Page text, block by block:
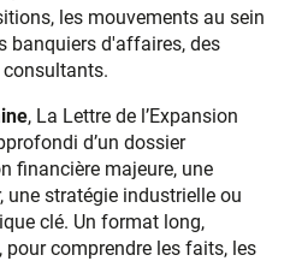
les mouvements au sein
banquiers d'affaires, des
, La Lettre de l’Expansion
d’un dossier
financière majeure, une
une stratégie industrielle ou
clé. Un format long,
comprendre les faits, les